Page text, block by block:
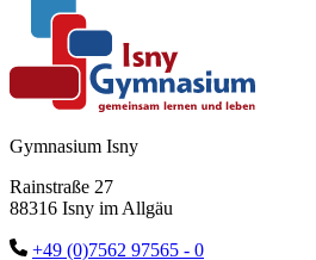
Gymnasium Isny
Rainstraße 27
88316 Isny im Allgäu
+49 (0)7562 97565 - 0